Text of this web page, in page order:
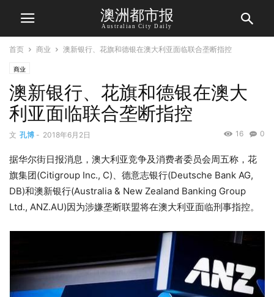
澳洲都市报
Australian City Daily
首页 商业 澳新银行、花旗和德银在澳大利亚面临联合垄断指控
商业
澳新银行、花旗和德银在澳大
利亚面临联合垄断指控
文 孔博 - 2018年6月2日 0
16
据华尔街日报消息，澳大利亚竞争及消费者委员会周五称，花
旗集团(Citigroup Inc., C)、德意志银行(Deutsche Bank AG,
DB)和澳新银行(Australia & New Zealand Banking Group
Ltd., ANZ.AU)因为涉嫌垄断联盟将在澳大利亚面临刑事指控。